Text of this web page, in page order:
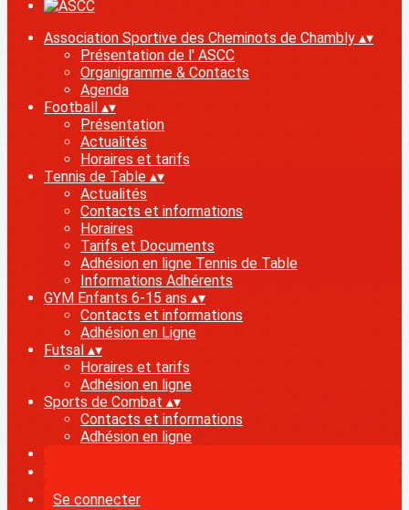
Association Sportive des Cheminots de Chambly ▴▾
Présentation de l' ASCC
Organigramme & Contacts
Agenda
Football ▴▾
Présentation
Actualités
Horaires et tarifs
Tennis de Table ▴▾
Actualités
Contacts et informations
Horaires
Tarifs et Documents
Adhésion en ligne Tennis de Table
Informations Adhérents
GYM Enfants 6-15 ans ▴▾
Contacts et informations
Adhésion en Ligne
Futsal ▴▾
Horaires et tarifs
Adhésion en ligne
Sports de Combat ▴▾
Contacts et informations
Adhésion en ligne
Se connecter